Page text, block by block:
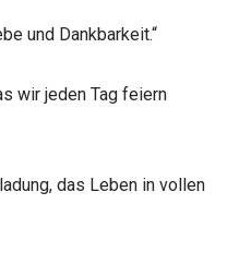
und Dankbarkeit.“
wir jeden Tag feiern
das Leben in vollen